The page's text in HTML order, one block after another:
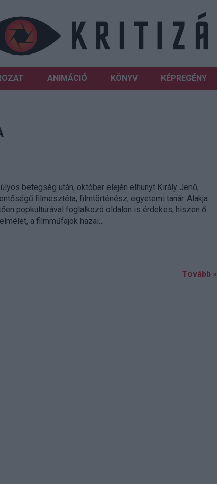
ANIMÁCIÓ KÖNYV KÉPREGÉNY
betegség után, október elején elhunyt Király Jenő,
filmesztéta, filmtörténész, egyetemi tanár. Alakja
popkulturával foglalkozó oldalon is érdekes, hiszen ő
a filmműfajok hazai…
Tovább »